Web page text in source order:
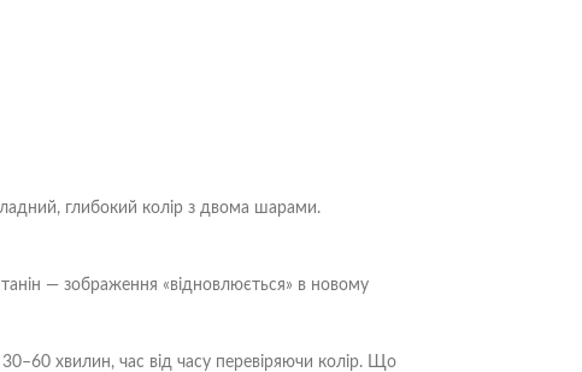
глибокий колір з двома шарами.
— зображення «відновлюється» в новому
30–60 хвилин, час від часу перевіряючи колір. Що